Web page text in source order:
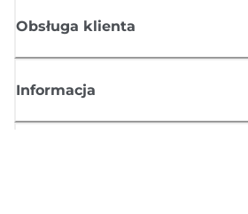
Obsługa klienta
Informacja